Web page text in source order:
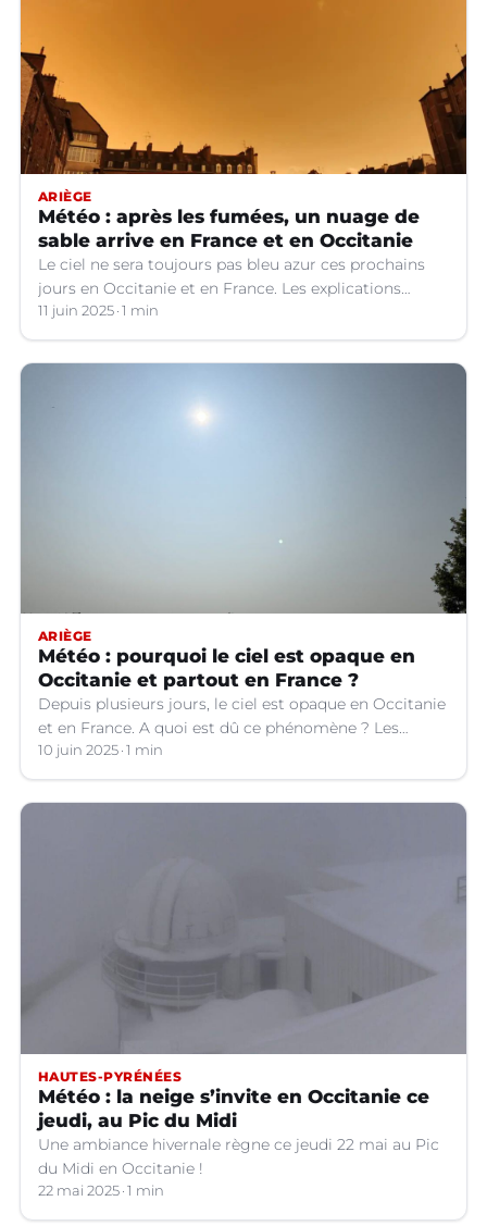
ARIÈGE
Météo : après les fumées, un nuage de
sable arrive en France et en Occitanie
Le ciel ne sera toujours pas bleu azur ces prochains
jours en Occitanie et en France. Les explications
météo.
11 juin 2025 1 min
ARIÈGE
Météo : pourquoi le ciel est opaque en
Occitanie et partout en France ?
Depuis plusieurs jours, le ciel est opaque en Occitanie
et en France. A quoi est dû ce phénomène ? Les
explications.
10 juin 2025 1 min
HAUTES-PYRÉNÉES
Météo : la neige s’invite en Occitanie ce
jeudi, au Pic du Midi
Une ambiance hivernale règne ce jeudi 22 mai au Pic
du Midi en Occitanie !
22 mai 2025 1 min